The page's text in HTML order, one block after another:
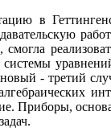
в
- третий
Приборы,